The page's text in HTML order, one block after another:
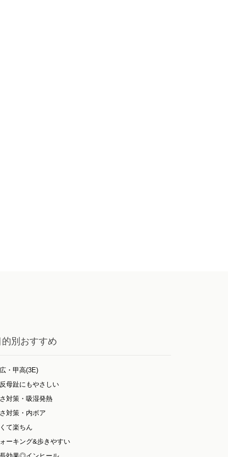
的別おすすめ
・甲高(3E)
母趾にもやさしい
対策・吸湿発熱
対策・内ボア
て楽ちん
ーキング&歩きやすい